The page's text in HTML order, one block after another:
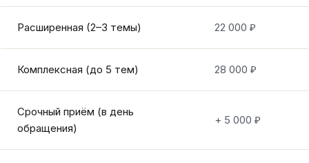
Расширенная (2–3 темы) 22 000 ₽
Комплексная (до 5 тем) 28 000 ₽
Срочный приём (в день
обращения)
+ 5 000 ₽